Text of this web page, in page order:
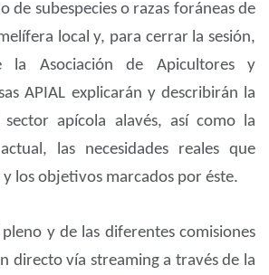
de subespecies o razas foráneas de
local y, para cerrar la sesión,
la Asociación de Apicultores y
APIAL explicarán y describirán la
apícola alavés, así como la
las necesidades reales que
los objetivos marcados por éste.
y de las diferentes comisiones
directo vía streaming a través de la